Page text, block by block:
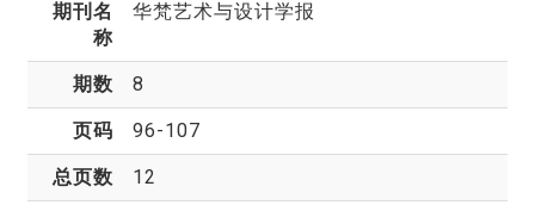
期刊名
称
华梵艺术与设计学报
期数 8
页码 96-107
总页数 12